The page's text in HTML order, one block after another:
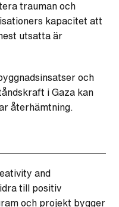
trauman och
kapacitet att
utsatta är
och
i Gaza kan
återhämtning.
and
till positiv
och projekt bygger